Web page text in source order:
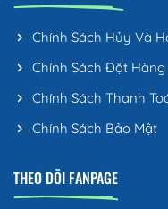
Chính Sách Hủy Và
Chính Sách Đặt Hàng
Chính Sách Thanh
Chính Sách Bảo Mật
THEO DÕI FANPAGE